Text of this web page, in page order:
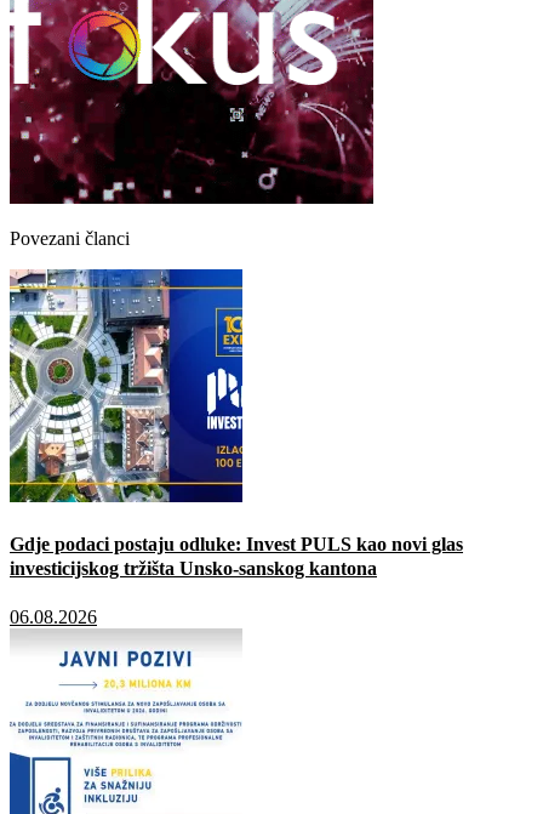
Povezani članci
Gdje podaci postaju odluke: Invest PULS kao novi glas
investicijskog tržišta Unsko-sanskog kantona
06.08.2026